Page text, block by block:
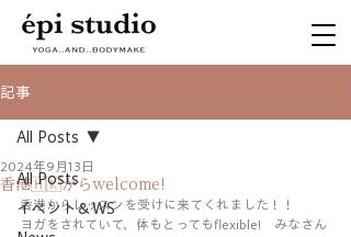
記事
All Posts
イベント＆WS
All Posts
香港🇭🇰からwelcome!
2024年9月13日
香港からレッスンを受けに来てくれました！！
ヨガをされていて、体もとってもflexible!　みなさん